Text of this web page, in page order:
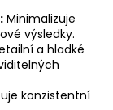
Minimalizuje
výsledky.
a hladké
konzistentní